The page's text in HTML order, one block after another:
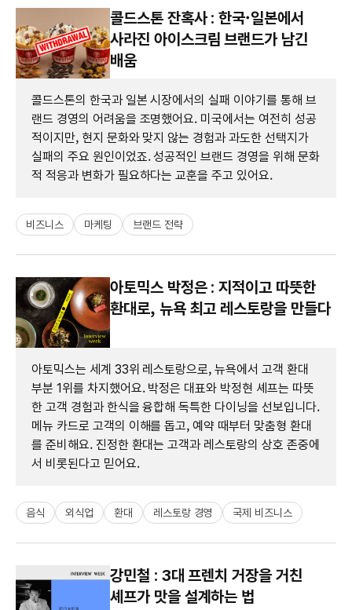
콜드스톤 잔혹사 : 한국·일본에서
사라진 아이스크림 브랜드가 남긴
배움
콜드스톤의 한국과 일본 시장에서의 실패 이야기를 통해 브
랜드 경영의 어려움을 조명했어요. 미국에서는 여전히 성공
적이지만, 현지 문화와 맞지 않는 경험과 과도한 선택지가
실패의 주요 원인이었죠. 성공적인 브랜드 경영을 위해 문화
적 적응과 변화가 필요하다는 교훈을 주고 있어요.
비즈니스 마케팅 브랜드 전략
아토믹스 박정은 : 지적이고 따뜻한
환대로, 뉴욕 최고 레스토랑을 만들다
아토믹스는 세계 33위 레스토랑으로, 뉴욕에서 고객 환대
부분 1위를 차지했어요. 박정은 대표와 박정현 셰프는 따뜻
한 고객 경험과 한식을 융합해 독특한 다이닝을 선보입니다.
메뉴 카드로 고객의 이해를 돕고, 예약 때부터 맞춤형 환대
를 준비해요. 진정한 환대는 고객과 레스토랑의 상호 존중에
서 비롯된다고 믿어요.
음식 외식업 환대 레스토랑 경영 국제 비즈니스
강민철 : 3대 프렌치 거장을 거친
셰프가 맛을 설계하는 법